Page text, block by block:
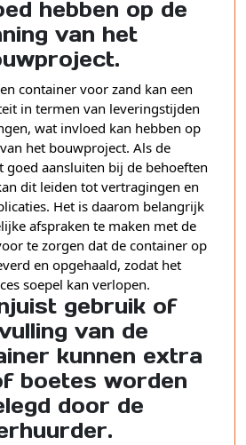
hebben op de
van het
container voor zand kan een
in termen van leveringstijden
wat invloed kan hebben op
het bouwproject. Als de
goed aansluiten bij de behoeften
dit leiden tot vertragingen en
Het is daarom belangrijk
afspraken te maken met de
te zorgen dat de container op
en opgehaald, zodat het
soepel kan verlopen.
gebruik of
van de
kunnen extra
boetes worden
door de